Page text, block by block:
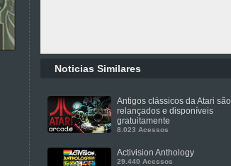
Noticias Similares
Antigos clássicos da Atari são
relançados e disponíveis
gratuitamente
8.023 Acessos
Activision Anthology
29.440 Acessos